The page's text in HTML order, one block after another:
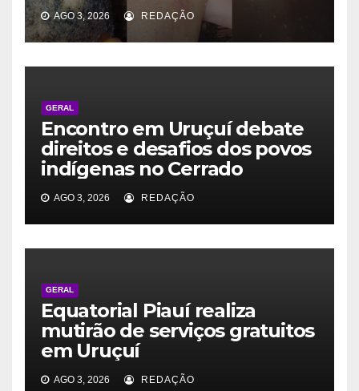
AGO 3, 2026 REDAÇÃO
GERAL
Encontro em Uruçuí debate
direitos e desafios dos povos
indígenas no Cerrado
AGO 3, 2026 REDAÇÃO
GERAL
Equatorial Piauí realiza
mutirão de serviços gratuitos
em Uruçuí
AGO 3, 2026 REDAÇÃO